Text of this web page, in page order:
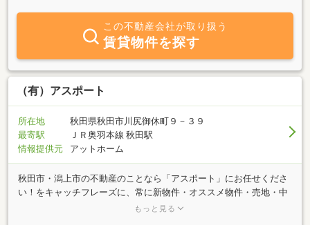
多数あります！ＡＫＩＴＡの事なら何でもご相談下さい！おすすめ
案件を取り揃えております。皆さんからのお問い合わせをお待ちし
ております！！（＾ o＾）／☆
この不動産会社が取り扱う
賃貸物件を探す
（有）アスポート
所在地
秋田県秋田市川尻御休町９－３９
最寄駅
ＪＲ奥羽本線 秋田駅
情報提供元
アットホーム
秋田市・潟上市の不動産のことなら「アスポート」にお任せくださ
い！をキャッチフレーズに、常に新物件・オススメ物件・売地・中
古住宅をお客様のニーズに合わせご提案しております。令和元年５
もっと見る